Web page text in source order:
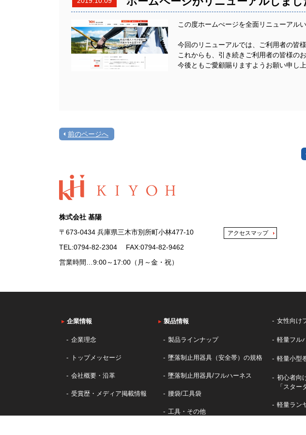
この度ホームぺージを全面リニューアルい
今回のリニューアルでは、ご利用者の皆
これからも、引き続きご利用者の皆様の
今後ともご愛顧賜りますようお願い申し上
前のページへ
株式会社 基陽
〒673-0434 兵庫県三木市別所町小林477-10
TEL:0794-82-2304 FAX:0794-82-9462
営業時間…9:00～17:00（月～金・祝）
アクセスマップ
▸ 企業情報
企業理念
トップメッセージ
会社概要・沿革
受賞歴・メディア掲載情報
▸製品情報
製品ラインナップ
墜落制止用器具（安全帯）の規格
墜落制止用器具/フルハーネス
腰袋/工具袋
工具・その他
女性向け
軽量フル
軽量小型
初心者向
「スター
軽量ラン